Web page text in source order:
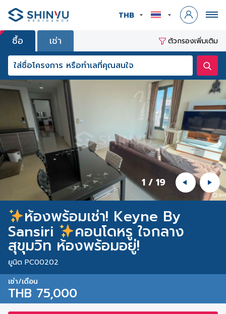
THB
ซื้อ เช่า ตัวกรองเพิ่มเติม
1 / 19
ห้องพร้อมเช่า! Keyne By
Sansiri คอนโดหรู ใจกลาง
สุขุมวิท ห้องพร้อมอยู่!
ยูนิต PC00202
เช่า/เดือน
THB 75,000